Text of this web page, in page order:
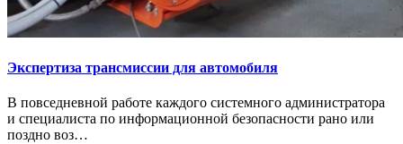
Экспертиза трансмиссии для автомобиля
В повседневной работе каждого системного администратора
и специалиста по информационной безопасности рано или
поздно воз…